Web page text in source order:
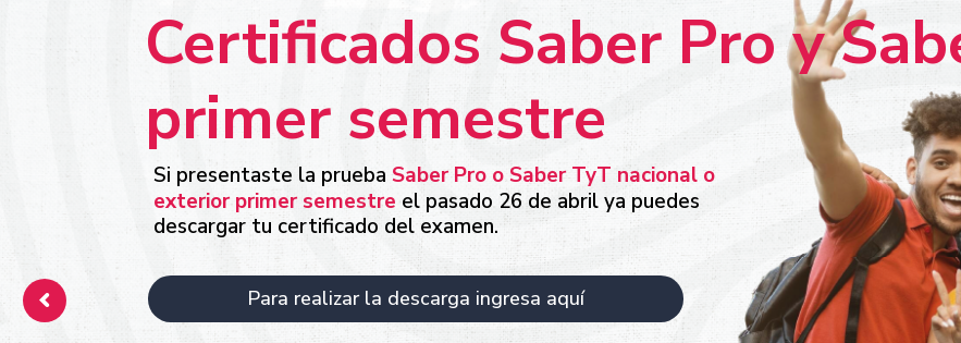
Certificados Saber Pro y
primer semestre
Para realizar la descarga ingresa aquí
Si presentaste la prueba Saber Pro o Saber TyT nacional o
exterior primer semestre el pasado 26 de abril ya puedes
descargar tu certificado del examen.